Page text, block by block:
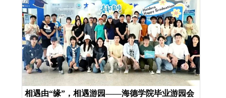
相遇由“缘”，相遇游园——海德学院毕业游园会